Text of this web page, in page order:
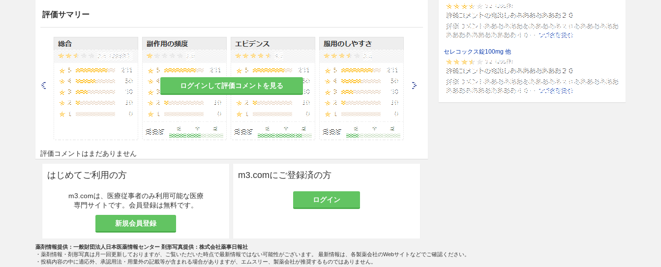
評価サマリー
ログインして評価コメントを見る
評価コメントはまだありません
はじめてご利用の方
m3.comは、医療従事者のみ利用可能な医療
専門サイトです。会員登録は無料です。
新規会員登録
m3.comにご登録済の方
ログイン
セレコックス錠100mg 他
薬剤情報提供：一般財団法人日本医薬情報センター 剤形写真提供：株式会社薬事日報社
・薬剤情報・剤形写真は月一回更新しておりますが、ご覧いただいた時点で最新情報ではない可能性がございます。 最新情報は、各製薬会社のWebサイトなどでご確認ください。
・投稿内容の中に適応外、承認用法・用量外の記載等が含まれる場合がありますが、エムスリー、製薬会社が推奨するものではありません。